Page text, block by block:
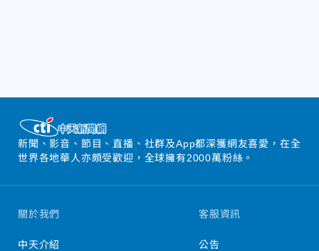
新聞、影音、節目、直播、社群及App都深獲網友喜愛，在全
世界各地華人亦頗受歡迎，全球擁有2000萬粉絲。
關於我們
中天介紹
客服資訊
公告